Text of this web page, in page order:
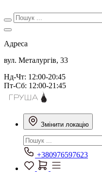
Адреса
вул. Металургів, 33
Нд-Чт: 12:00-20:45
Пт-Сб: 12:00-21:45
Змінити локацію
+380976597623